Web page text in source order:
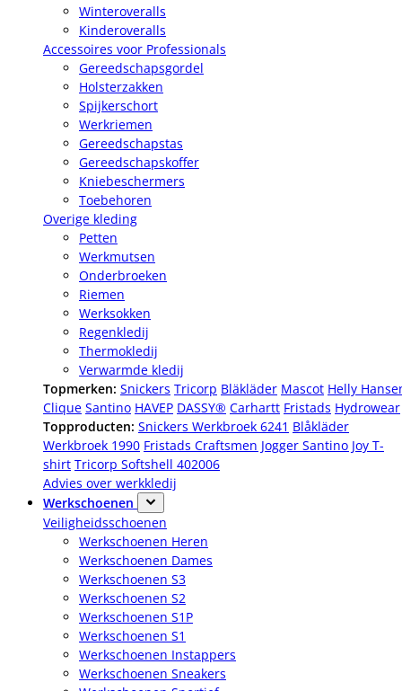
Winteroveralls
Kinderoveralls
Accessoires voor Professionals
Gereedschapsgordel
Holsterzakken
Spijkerschort
Werkriemen
Gereedschapstas
Gereedschapskoffer
Kniebeschermers
Toebehoren
Overige kleding
Petten
Werkmutsen
Onderbroeken
Riemen
Werksokken
Regenkledij
Thermokledij
Verwarmde kledij
Topmerken: Snickers Tricorp Bläkläder Mascot Helly
Clique Santino HAVEP DASSY® Carhartt Fristads Hydrowear
Topproducten: Snickers Werkbroek 6241 Blåkläder
Werkbroek 1990 Fristads Craftsmen Jogger Santino Joy T-
shirt Tricorp Softshell 402006
Advies over werkkledij
Werkschoenen
Veiligheidsschoenen
Werkschoenen Heren
Werkschoenen Dames
Werkschoenen S3
Werkschoenen S2
Werkschoenen S1P
Werkschoenen S1
Werkschoenen Instappers
Werkschoenen Sneakers